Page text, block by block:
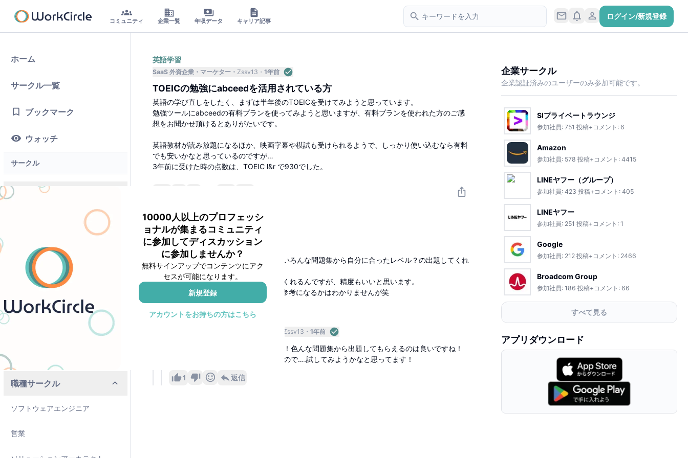
コミュニティ 企業一覧 年収データ キャリア記事
ログイン/新規登録
ホーム
サークル一覧
ブックマーク
ウォッチ
サークル
メインサークル
コンサルラウンジ
職種サークル
ソフトウェアエンジニア
営業
10000人以上のプロフェッシ
ョナルが集まるコミュニティ
に参加してディスカッション
に参加しませんか？
無料サインアップでコンテンツにアク
セスが可能になります。
新規登録
アカウントをお持ちの方はこちら
英語学習
SaaS 外資企業 マーケター Zssv13 1年前
TOEICの勉強にabceedを活用されている方
英語の学び直しをしたく、まずは半年後のTOEICを受けてみようと思っています。
勉強ツールにabceedの有料プランを使ってみようと思いますが、有料プランを使われた方のご感
想をお聞かせ頂けるとありがたいです。
英語教材が読み放題になるほか、映画字幕や模試も受けられるようで、しっかり使い込むなら有料
でも安いかなと思っているのですが…
3年前に受けた時の点数は、TOEIC l&r で930でした。
コメント一覧
テック 外資企業 8duRiY 1年前
結構前に三ヶ月くらい使いましたが、いろんな問題集から自分に合ったレベル？の出題してくれ
るところが好きです！
簡易的なテストで想定スコアを出してくれるんですが、精度もいいと思います。
私の場合はスコアが700くらいなので参考になるかはわかりませんが笑
返信
Zssv13 1年前
早速のご感想ありがとうございます！色んな問題集から出題してもらえるのは良いですね！
いつも一冊を終えられるかどうかなので….試してみようかなと思ってます！
1 返信
企業サークル
企業認証済みのユーザーのみ参加可能です。
SIプライベートラウンジ
参加社員: 751 投稿+コメント: 6
Amazon
参加社員: 578 投稿+コメント: 4415
LINEヤフー（グループ）
参加社員: 423 投稿+コメント: 405
LINEヤフー
参加社員: 251 投稿+コメント: 1
Google
参加社員: 212 投稿+コメント: 2466
Broadcom Group
参加社員: 186 投稿+コメント: 66
すべて見る
アプリダウンロード